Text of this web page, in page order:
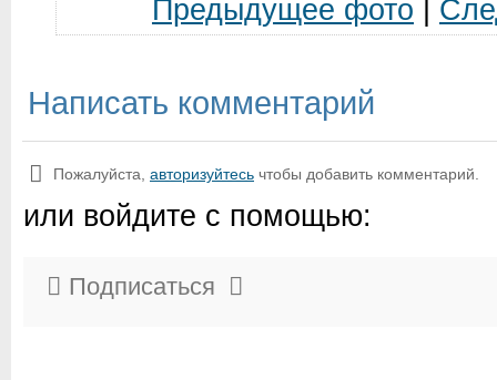
Предыдущее фото
Написать комментарий
Пожалуйста, авторизуйтесь чтобы добавить комментарий.
или войдите с помощью:
Подписаться